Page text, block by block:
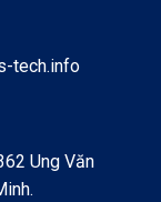
tech.info
Ung Văn